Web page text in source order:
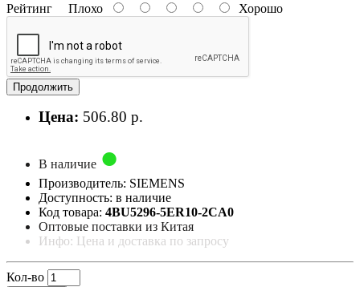
Рейтинг Плохо Хорошо
Продолжить
Цена: 506.80 р.
В наличие
Производитель: SIEMENS
Доступность: в наличие
Код товара: 4BU5296-5ER10-2CA0
Оптовые поставки из Китая
Инфо: Цена и доставка по запросу
Кол-во